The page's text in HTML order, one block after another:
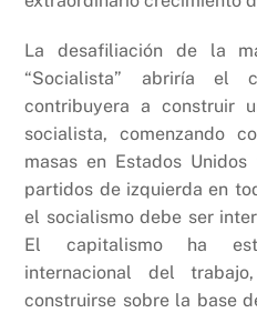
La desafiliación de la
“Socialista” abriría el
contribuyera a construir
socialista, comenzando
masas en Estados
partidos de izquierda en
el socialismo debe ser
El capitalismo ha
internacional del
construirse sobre la base